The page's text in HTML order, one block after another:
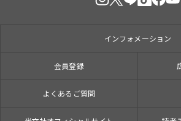
インフォメーション
会員登録
よくあるご質問